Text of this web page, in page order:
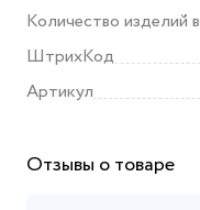
Количество изделий в
комплекте
ШтрихКод
Артикул
Отзывы о товаре